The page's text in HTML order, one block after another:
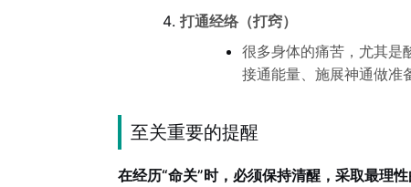
打通经络（打窍）
很多身体的痛苦，尤其是
接通能量、施展神通做准
至关重要的提醒
在经历“命关”时，必须保持清醒，采取最理性